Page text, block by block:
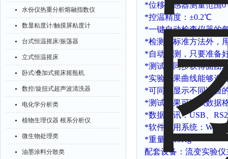
水份仪热重分析熔融指数仪
数显粘度计/触摸屏粘度计
台式恒温摇床/振荡器
立式恒温摇床
卧式/叠加式摇床摇瓶机
数控/旋扭式超声波清洗器
电化学分析类
植物生理仪器 根系分析仪
微生物处理类
油墨涂料分散类
*位移传感器测量范围0
*控温精度： ±0.2℃
*一键自动检查仪器的
*检测除标准方法外，
*自动检测，只要准备
*测试时同步获得面团
*实验结果曲线能够选
*可同时显示不同试验
*测试结果可以以数据
*数据通讯：USB
*软件试用系统： Win7
*重量： 15Kg
配套设备：流变实验仪